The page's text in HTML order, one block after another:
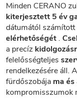
Minden CERANO
kiterjesztett 5 év
dátumától számított
elérhetőségét .
a precíz
felelősségteljes
rendelkezésére áll.
fürdőszobája ma
kompromisszumok